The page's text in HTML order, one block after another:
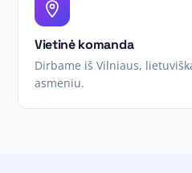
Vietinė komanda
Dirbame iš Vilniaus,
asmeniu.